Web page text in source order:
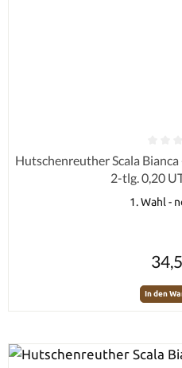
Durchschnittliche
Hutschenreuther Scala
2-tlg. 0,20
1. Wahl -
In den